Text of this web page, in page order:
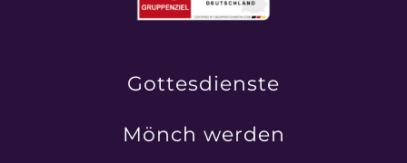
Gottesdienste
Mönch werden